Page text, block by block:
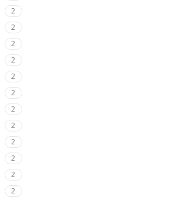
2
2
2
2
2
2
2
2
2
2
2
2